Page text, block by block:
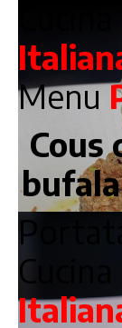
Menu
Cous
Cucina